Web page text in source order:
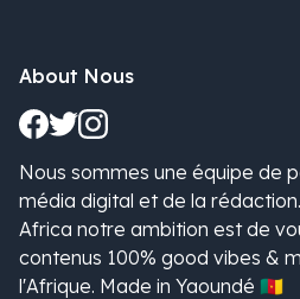
About Nous
Nous sommes une équipe de
média digital et de la
Africa notre ambition est de
contenus 100% good vibes &
l'Afrique. Made in Yaoundé 🇨🇲